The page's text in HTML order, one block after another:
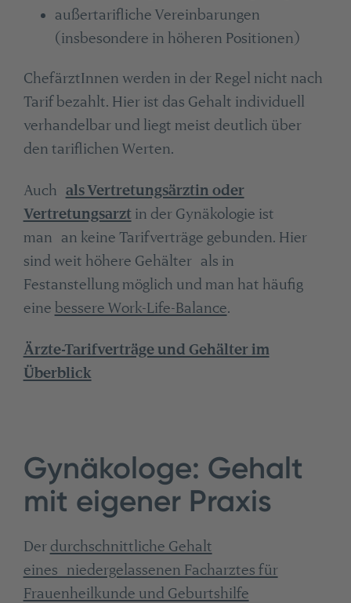
außertarifliche Vereinbarungen
(insbesondere in höheren Positionen)
ChefärztInnen werden in der Regel nicht nach
Tarif bezahlt. Hier ist das Gehalt individuell
verhandelbar und liegt meist deutlich über
den tariflichen Werten.
Auch als Vertretungsärztin oder
Vertretungsarztin der Gynäkologie ist
man an keine Tarifverträge gebunden. Hier
sind weit höhere Gehälter als in
Festanstellung möglich und man hat häufig
eine bessere Work-Life-Balance.
Ärzte-Tarifverträge und Gehälter im
Überblick
Gynäkologe: Gehalt
mit eigener Praxis
Der durchschnittliche Gehalt
eines niedergelassenen Facharztes für
Frauenheilkunde und Geburtshilfe